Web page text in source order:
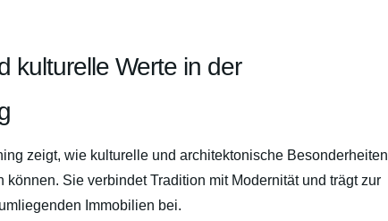
kulturelle Werte in der
zeigt, wie kulturelle und architektonische Besonderheiten
Sie verbindet Tradition mit Modernität und trägt zur
Immobilien bei.